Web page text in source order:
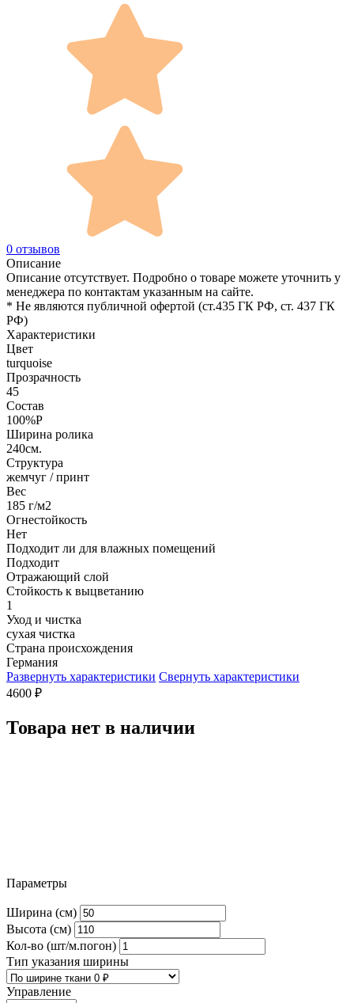
0 отзывов
Описание
Описание отсутствует. Подробно о товаре можете уточнить у
менеджера по контактам указанным на сайте.
* Не являются публичной офертой (ст.435 ГК РФ, cт. 437 ГК
РФ)
Характеристики
Цвет
turquoise
Прозрачность
45
Состав
100%P
Ширина ролика
240см.
Структура
жемчуг / принт
Вес
185 г/м2
Огнестойкость
Нет
Подходит ли для влажных помещений
Подходит
Отражающий слой
Стойкость к выцветанию
1
Уход и чистка
сухая чистка
Страна происхождения
Германия
Развернуть характеристики Свернуть характеристики
4600 ₽
Товара нет в наличии
Параметры
Ширина (см)
Высота (см)
Кол-во (шт/м.погон)
Тип указания ширины
Управление